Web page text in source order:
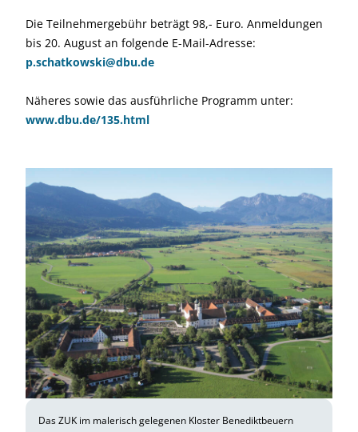
Die Teilnehmergebühr beträgt 98,- Euro. Anmeldungen
bis 20. August an folgende E-Mail-Adresse:
p.schatkowski@dbu.de
Näheres sowie das ausführliche Programm unter:
www.dbu.de/135.html
Das ZUK im malerisch gelegenen Kloster Benediktbeuern